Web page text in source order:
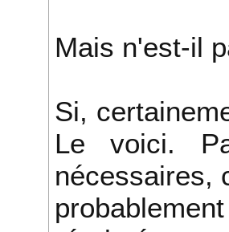
Mais n'est-il
Si,
Le voici.
nécessaires,